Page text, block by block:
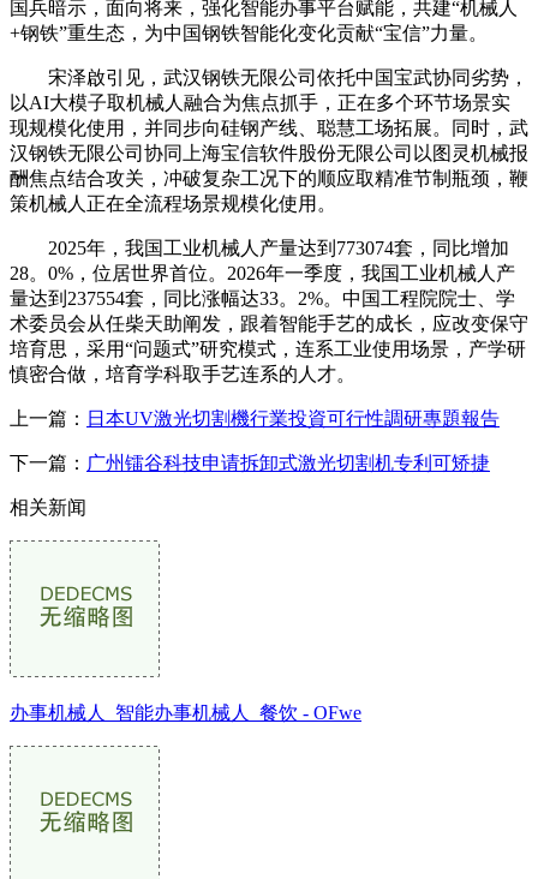
国兵暗示，面向将来，强化智能办事平台赋能，共建“机械人
+钢铁”重生态，为中国钢铁智能化变化贡献“宝信”力量。
宋泽啟引见，武汉钢铁无限公司依托中国宝武协同劣势，
以AI大模子取机械人融合为焦点抓手，正在多个环节场景实
现规模化使用，并同步向硅钢产线、聪慧工场拓展。同时，武
汉钢铁无限公司协同上海宝信软件股份无限公司以图灵机械报
酬焦点结合攻关，冲破复杂工况下的顺应取精准节制瓶颈，鞭
策机械人正在全流程场景规模化使用。
2025年，我国工业机械人产量达到773074套，同比增加
28。0%，位居世界首位。2026年一季度，我国工业机械人产
量达到237554套，同比涨幅达33。2%。中国工程院院士、学
术委员会从任柴天助阐发，跟着智能手艺的成长，应改变保守
培育思，采用“问题式”研究模式，连系工业使用场景，产学研
慎密合做，培育学科取手艺连系的人才。
上一篇： 日本UV激光切割機行業投資可行性調研專題報告
下一篇： 广州镭谷科技申请拆卸式激光切割机专利可矫捷
相关新闻
办事机械人_智能办事机械人_餐饮 - OFwe